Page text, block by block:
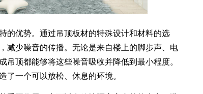
优势。通过吊顶板材的特殊设计和材料的选
减少噪音的传播。无论是来自楼上的脚步声、电
顶都能够将这些噪音吸收并降低到最小程度。
了一个可以放松、休息的环境。